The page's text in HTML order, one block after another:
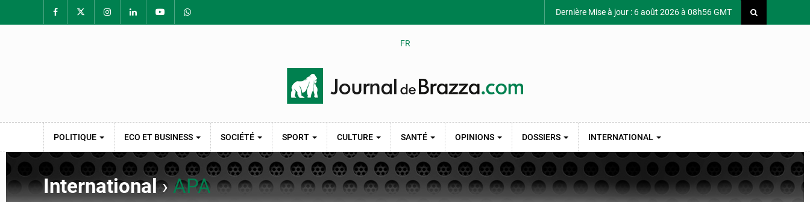
Dernière Mise à jour : 6 août 2026 à 08h56 GMT
FR
POLITIQUE ECO ET BUSINESS SOCIÉTÉ SPORT CULTURE SANTÉ OPINIONS DOSSIERS INTERNATIONAL
International›APA